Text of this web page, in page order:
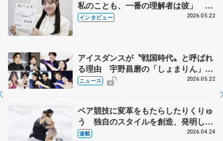
私のことも、一番の理解者は彼」 引
退時の単独インタビューで語った競技
インタビュー 2026.05.22
アイスダンスが〝戦国時代〟と呼ばれ
る理由 宇野昌磨の「しょまりん」ら
実力者が相次いで参戦 国内の競争激
ニュース 2026.05.22
ペア競技に変革をもたらしたりくりゅ
う 独自のスタイルを創造、発明した
【引退発表後②】
連載 2026.04.24